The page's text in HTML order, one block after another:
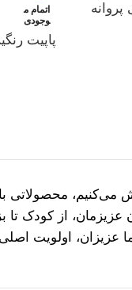
پروانه
اتمام م
وجودی
پاپیت
می‌کنیم، محصولاتی
عزیزمان، از کودک تا
عزیزان، اولویت